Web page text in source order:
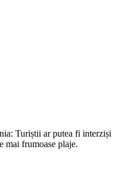
Turiștii ar putea fi interziși
mai frumoase plaje.